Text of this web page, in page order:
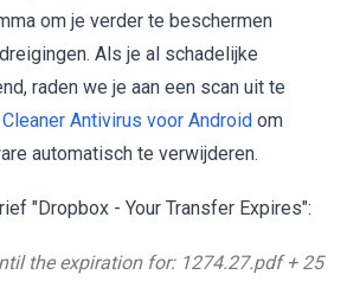
om je verder te beschermen
Als je al schadelijke
raden we je aan een scan uit te
Antivirus voor Android om
automatisch te verwijderen.
"Dropbox - Your Transfer Expires":
the expiration for: 1274.27.pdf + 25